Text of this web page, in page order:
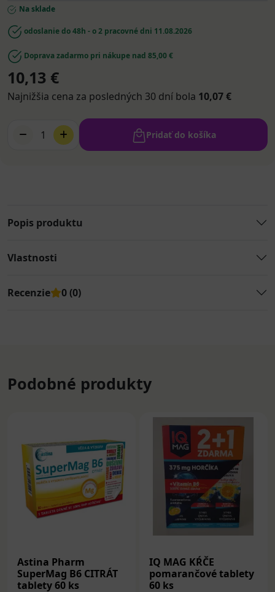
Na sklade
odoslanie do 48h - o 2 pracovné dni 11.08.2026
Doprava zadarmo pri nákupe nad 85,00 €
10,13 €
Najnižšia cena za posledných 30 dní bola 10,07 €
1 Pridať do košíka
Popis produktu
Vlastnosti
Recenzie 0 (0)
Podobné produkty
Astina Pharm
SuperMag B6 CITRÁT
tablety 60 ks
IQ MAG KŔČE
pomarančové tablety
60 ks